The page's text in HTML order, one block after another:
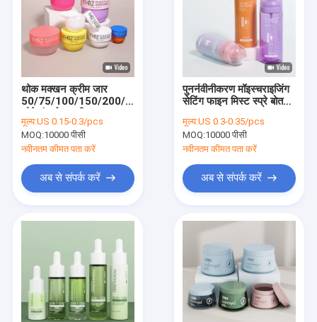
उत्पाद
थोक मक्खन क्रीम जार
50/75/100/150/200/300/500g
कंटेनर
मूल्य:US 0.15-0.3/pcs
MOQ:10000 पीसी
नवीनतम कीमत पता करें
अब से संपर्क करें
पुनर्नवीनीकरण मॉइस्चराइजिंग
सेटिंग फाइन मिस्ट स्प्रे बोतल
150ml कॉस्मेटिक स्प्रे बोतल
मूल्य:US 0.3-0.35/pcs
MOQ:10000 पीसी
नवीनतम कीमत पता करें
अब से संपर्क करें